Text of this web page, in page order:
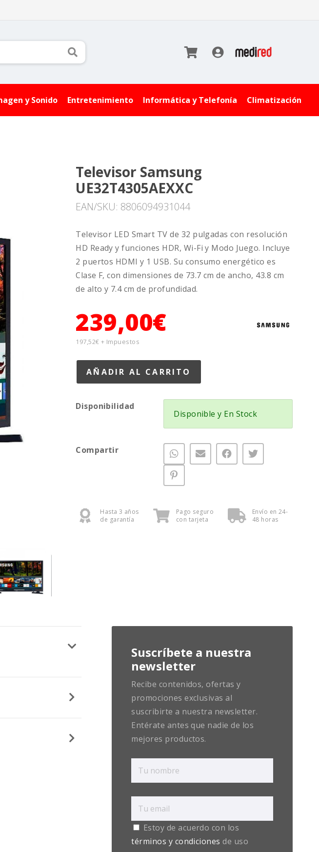
y Sonido Entretenimiento Informática y Telefonía Climatización
Televisor Samsung
UE32T4305AEXXC
EAN/SKU: 8806094931044
Televisor LED Smart TV de 32 pulgadas con resolución
HD Ready y funciones HDR, Wi-Fi y Modo Juego. Incluye
2 puertos HDMI y 1 USB. Su consumo energético es
Clase F, con dimensiones de 73.7 cm de ancho, 43.8 cm
de alto y 7.4 cm de profundidad.
239,00€
197,52€ + Impuestos
Disponibilidad
Disponible y En Stock
Compartir
Hasta 3 años
de garantía
Pago seguro
con tarjeta
Envío en 24-
48 horas
Suscríbete a nuestra
newsletter
Recibe contenidos, ofertas y
promociones exclusivas al
suscribirte a nuestra newsletter.
Entérate antes que nadie de los
mejores productos.
Estoy de acuerdo con los
términos y condiciones de uso